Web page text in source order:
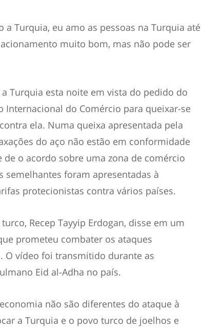
a Turquia, eu amo as pessoas na Turquia até
muito bom, mas não pode ser
Turquia esta noite em vista do pedido do
Internacional do Comércio para queixar-se
ela. Numa queixa apresentada pela
do aço não estão em conformidade
de o acordo sobre uma zona de comércio
semelhantes foram apresentadas à
protecionistas contra vários países.
Recep Tayyip Erdogan, disse em um
prometeu combater os ataques
O vídeo foi transmitido durante as
Eid al-Adha no país.
não são diferentes do ataque à
a Turquia e o povo turco de joelhos e